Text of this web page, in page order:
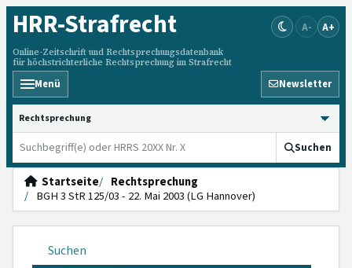
HRR-Strafrecht
Online-Zeitschrift und Rechtsprechungsdatenbank
für höchstrichterliche Rechtsprechung im Strafrecht
A- A+
Menü Newsletter
HRRS durchsuchen
Suchen
Startseite
Rechtsprechung
BGH 3 StR 125/03 - 22. Mai 2003 (LG Hannover)
Suchen